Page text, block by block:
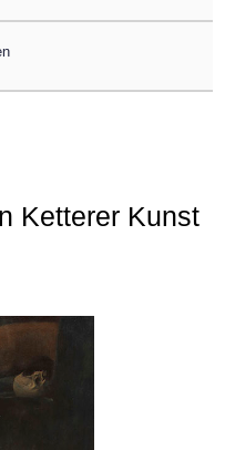
Ketterer Kunst